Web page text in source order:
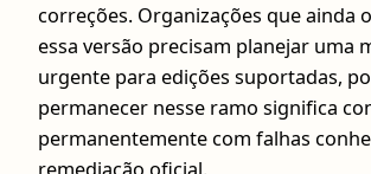
correções. Organizações que ainda
essa versão precisam planejar uma
urgente para edições suportadas,
permanecer nesse ramo significa
permanentemente com falhas